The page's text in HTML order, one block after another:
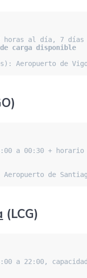
carga disponible
Aeropuerto de Vigo
a 00:30 +
de
(LCG)
a 22:00,